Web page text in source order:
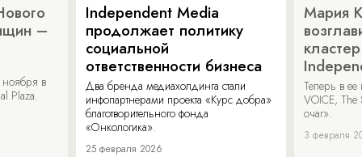
–
ноября в
Plaza.
Independent Media
продолжает политику
социальной
ответственности бизнеса
Два бренда медиахолдинга стали
инфопартнерами проекта «Курс добра»
благотворительного фонда
«Онкологика».
25 февраля 2026
Мария
Теперь в
VOICE,
очаг».
3 февраля